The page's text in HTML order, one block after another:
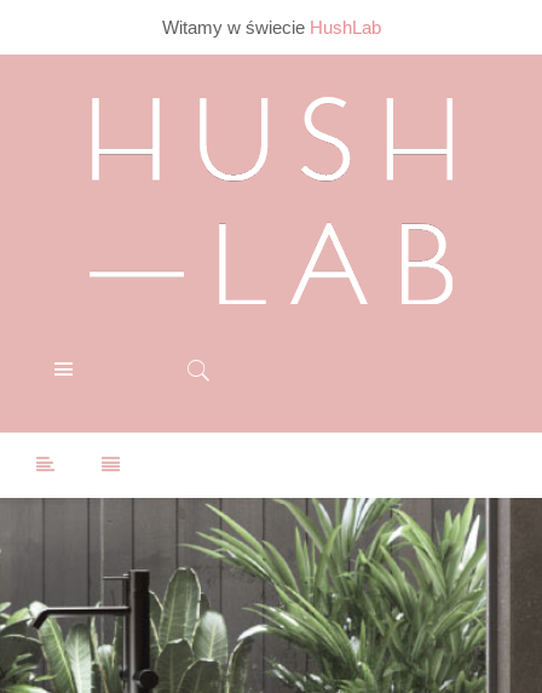
Witamy w świecie HushLab